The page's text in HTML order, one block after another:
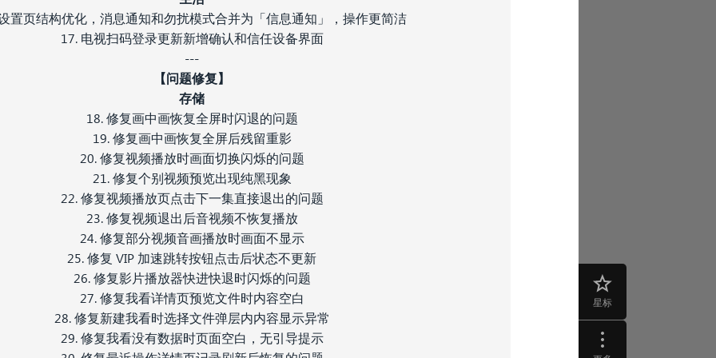
星标
置页结构优化，消息通知和勿扰模式合并为「信息通知」，操作更简洁
17. 电视扫码登录更新新增确认和信任设备界面
---
【问题修复】
存储
18. 修复画中画恢复全屏时闪退的问题
19. 修复画中画恢复全屏后残留重影
20. 修复视频播放时画面切换闪烁的问题
21. 修复个别视频预览出现纯黑现象
22. 修复视频播放页点击下一集直接退出的问题
23. 修复视频退出后音视频不恢复播放
24. 修复部分视频音画播放时画面不显示
25. 修复 VIP 加速跳转按钮点击后状态不更新
26. 修复影片播放器快进快退时闪烁的问题
27. 修复我看详情页预览文件时内容空白
28. 修复新建我看时选择文件弹层内内容显示异常
29. 修复我看没有数据时页面空白，无引导提示